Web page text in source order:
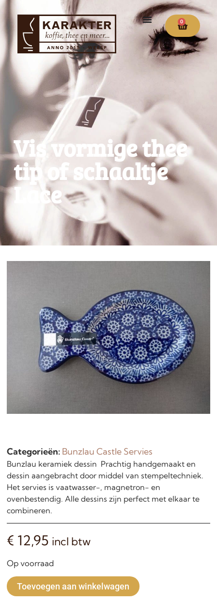
0
Vis vormige thee
tip of schaaltje
Lace
Categorieën: Bunzlau Castle Servies
Bunzlau keramiek dessin Prachtig handgemaakt en
dessin aangebracht door middel van stempeltechniek.
Het servies is vaatwasser-, magnetron- en
ovenbestendig. Alle dessins zijn perfect met elkaar te
combineren.
€ 12,95 incl btw
Op voorraad
Toevoegen aan winkelwagen